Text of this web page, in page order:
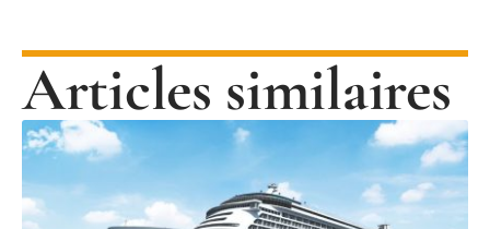
Articles similaires